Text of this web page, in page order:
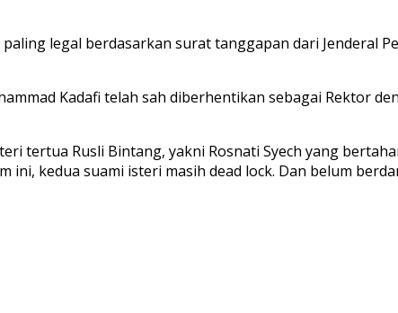
legal berdasarkan surat tanggapan dari Jenderal
Kadafi telah sah diberhentikan sebagai Rektor
tertua Rusli Bintang, yakni Rosnati Syech yang
ini, kedua suami isteri masih dead lock. Dan belum